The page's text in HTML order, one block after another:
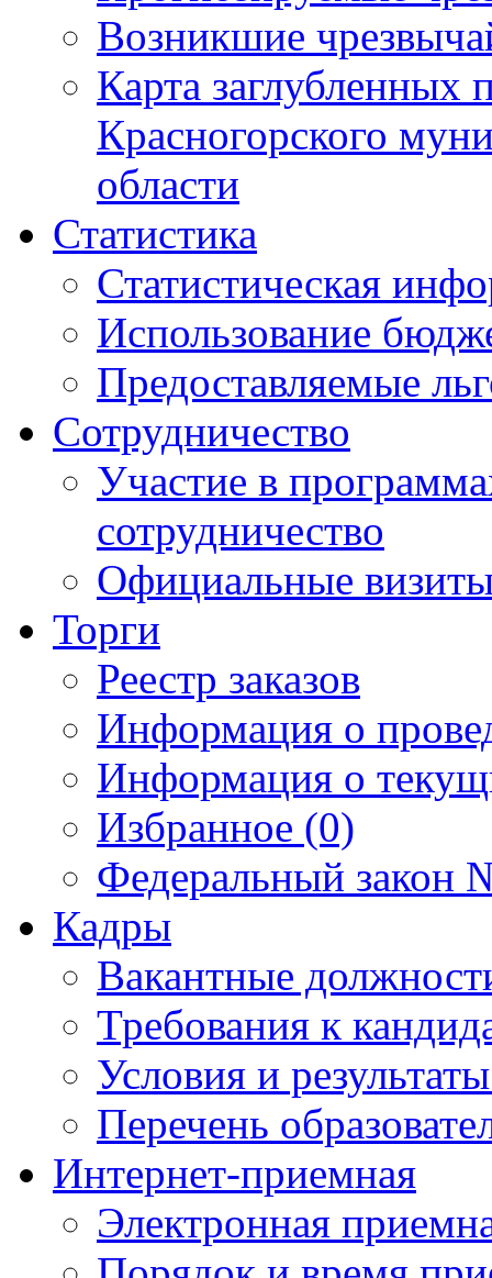
Возникшие
Карта
Красногорского
области
Статистика
Статистическая
Использование
Предоставляемые
Сотрудничество
Участие в
сотрудничество
Официальные
Торги
Реестр заказов
Информация о
Информация о
Избранное (0)
Федеральный закон
Кадры
Вакантные
Требования к
Условия и
Перечень
Интернет-приемная
Электронная